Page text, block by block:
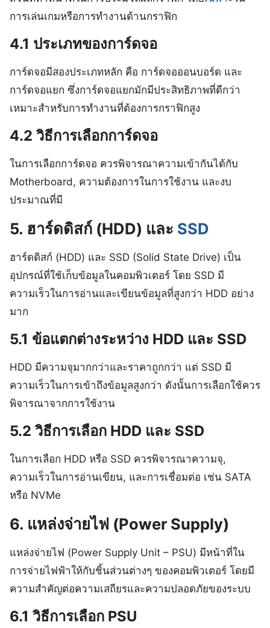
การเล่นเกมหรือการทำงานด้านกราฟิก
4.1 ประเภทของการ์ดจอ
การ์ดจอมีสองประเภทหลัก คือ การ์ดจอออนบอร์ด และ
การ์ดจอแยก ซึ่งการ์ดจอแยกมักมีประสิทธิภาพที่ดีกว่า
เหมาะสำหรับการทำงานที่ต้องการกราฟิกสูง
4.2 วิธีการเลือกการ์ดจอ
ในการเลือกการ์ดจอ ควรพิจารณาความเข้ากันได้กับ
Motherboard, ความต้องการในการใช้งาน และงบ
ประมาณที่มี
5. ฮาร์ดดิสก์ (HDD) และ SSD
ฮาร์ดดิสก์ (HDD) และ SSD (Solid State Drive) เป็น
อุปกรณ์ที่ใช้เก็บข้อมูลในคอมพิวเตอร์ โดย SSD มี
ความเร็วในการอ่านและเขียนข้อมูลที่สูงกว่า HDD อย่าง
มาก
5.1 ข้อแตกต่างระหว่าง HDD และ SSD
HDD มีความจุมากกว่าและราคาถูกกว่า แต่ SSD มี
ความเร็วในการเข้าถึงข้อมูลสูงกว่า ดังนั้นการเลือกใช้ควร
พิจารณาจากการใช้งาน
5.2 วิธีการเลือก HDD และ SSD
ในการเลือก HDD หรือ SSD ควรพิจารณาความจุ,
ความเร็วในการอ่านเขียน, และการเชื่อมต่อ เช่น SATA
หรือ NVMe
6. แหล่งจ่ายไฟ (Power Supply)
แหล่งจ่ายไฟ (Power Supply Unit – PSU) มีหน้าที่ใน
การจ่ายไฟฟ้าให้กับชิ้นส่วนต่างๆ ของคอมพิวเตอร์ โดยมี
ความสำคัญต่อความเสถียรและความปลอดภัยของระบบ
6.1 วิธีการเลือก PSU